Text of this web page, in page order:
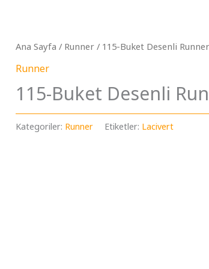
Ana Sayfa / Runner / 115-Buket Desenli
Runner
115-Buket Desenli
Kategoriler: Runner Etiketler: Lacivert